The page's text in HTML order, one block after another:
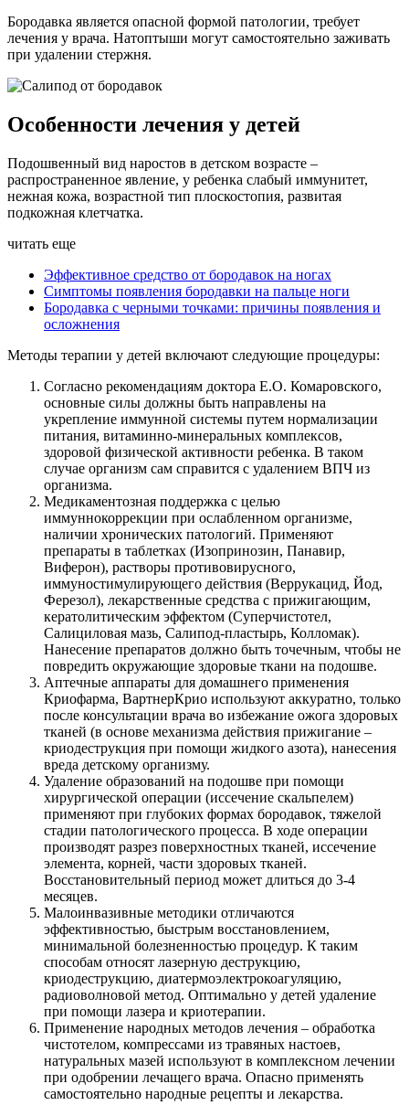
Бородавка является опасной формой патологии, требует
лечения у врача. Натоптыши могут самостоятельно заживать
при удалении стержня.
Особенности лечения у детей
Подошвенный вид наростов в детском возрасте –
распространенное явление, у ребенка слабый иммунитет,
нежная кожа, возрастной тип плоскостопия, развитая
подкожная клетчатка.
читать еще
Эффективное средство от бородавок на ногах
Симптомы появления бородавки на пальце ноги
Бородавка с черными точками: причины появления и
осложнения
Методы терапии у детей включают следующие процедуры:
Согласно рекомендациям доктора Е.О. Комаровского,
основные силы должны быть направлены на
укрепление иммунной системы путем нормализации
питания, витаминно-минеральных комплексов,
здоровой физической активности ребенка. В таком
случае организм сам справится с удалением ВПЧ из
организма.
Медикаментозная поддержка с целью
иммуннокоррекции при ослабленном организме,
наличии хронических патологий. Применяют
препараты в таблетках (Изопринозин, Панавир,
Виферон), растворы противовирусного,
иммуностимулирующего действия (Веррукацид, Йод,
Ферезол), лекарственные средства с прижигающим,
кератолитическим эффектом (Суперчистотел,
Салициловая мазь, Салипод-пластырь, Колломак).
Нанесение препаратов должно быть точечным, чтобы не
повредить окружающие здоровые ткани на подошве.
Аптечные аппараты для домашнего применения
Криофарма, ВартнерКрио используют аккуратно, только
после консультации врача во избежание ожога здоровых
тканей (в основе механизма действия прижигание –
криодеструкция при помощи жидкого азота), нанесения
вреда детскому организму.
Удаление образований на подошве при помощи
хирургической операции (иссечение скальпелем)
применяют при глубоких формах бородавок, тяжелой
стадии патологического процесса. В ходе операции
производят разрез поверхностных тканей, иссечение
элемента, корней, части здоровых тканей.
Восстановительный период может длиться до 3-4
месяцев.
Малоинвазивные методики отличаются
эффективностью, быстрым восстановлением,
минимальной болезненностью процедур. К таким
способам относят лазерную деструкцию,
криодеструкцию, диатермоэлектрокоагуляцию,
радиоволновой метод. Оптимально у детей удаление
при помощи лазера и криотерапии.
Применение народных методов лечения – обработка
чистотелом, компрессами из травяных настоев,
натуральных мазей используют в комплексном лечении
при одобрении лечащего врача. Опасно применять
самостоятельно народные рецепты и лекарства.